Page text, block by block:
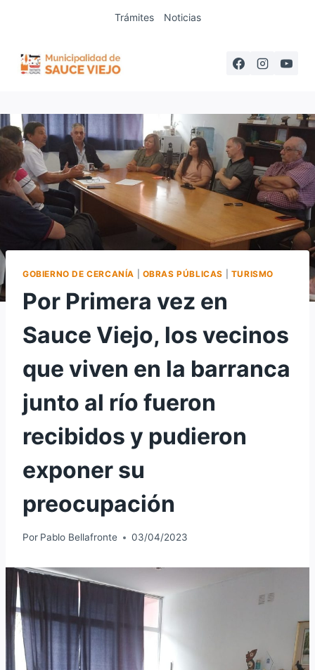
Trámites Noticias
GOBIERNO DE CERCANÍA OBRAS PÚBLICAS TURISMO
Por Primera vez en
Sauce Viejo, los vecinos
que viven en la barranca
junto al río fueron
recibidos y pudieron
exponer su
preocupación
Por Pablo Bellafronte 03/04/2023